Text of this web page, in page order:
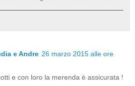
e Andre 26 marzo 2015 alle ore
e con loro la merenda è assicurata !